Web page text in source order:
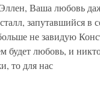
Ваша любовь
запутавшийся в
не завидую
будет любовь, и
то для нас